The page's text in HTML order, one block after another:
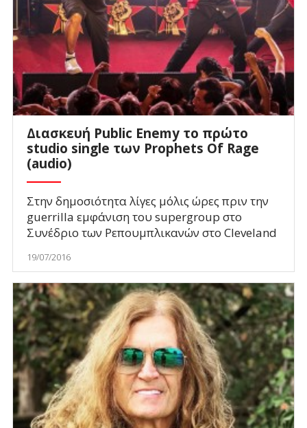
Διασκευή Public Enemy το πρώτο
studio single των Prophets Of Rage
(audio)
Στην δημοσιότητα λίγες μόλις ώρες πριν την
guerrilla εμφάνιση του supergroup στο
Συνέδριο των Ρεπουμπλικανών στο Cleveland
19/07/2016